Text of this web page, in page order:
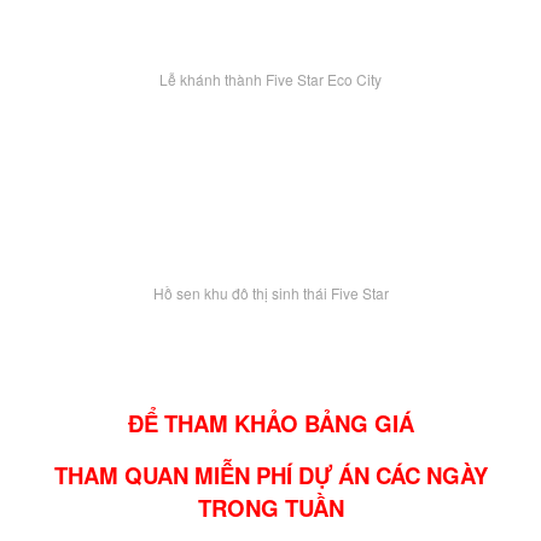
Lễ khánh thành Five Star Eco City
Hồ sen khu đô thị sinh thái Five Star
ĐỂ THAM KHẢO BẢNG GIÁ
THAM QUAN MIỄN PHÍ DỰ ÁN CÁC NGÀY
TRONG TUẦN